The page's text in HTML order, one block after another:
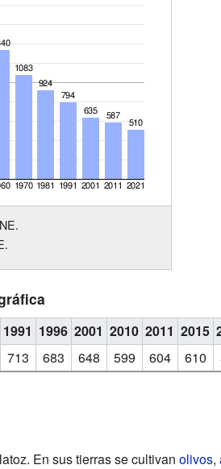
1991 1996 2001 2010 2011 2015
713 683 648 599 604 610
En sus tierras se cultivan olivos,